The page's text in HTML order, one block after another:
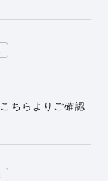
ちらよりご確認